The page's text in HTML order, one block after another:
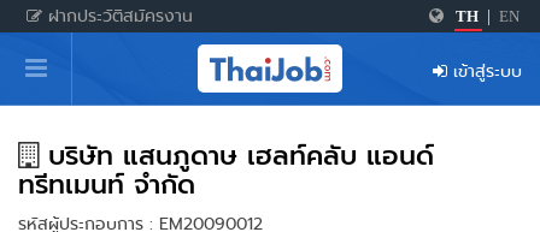
ฝากประวัติสมัครงาน TH EN
หน้าหลัก
ผู้สมัครงาน: เข้าสู่ระบบ
ฝากประวัติสมัครงาน
เกร็ดความรู้
เข้าสู่ระบบ
บริษัท แสนภูดาษ เฮลท์คลับ แอนด์
ทรีทเมนท์ จำกัด
รหัสผู้ประกอบการ : EM20090012